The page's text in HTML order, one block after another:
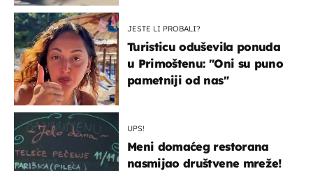
JESTE LI PROBALI?
Turisticu oduševila ponuda
u Primoštenu: "Oni su puno
pametniji od nas"
UPS!
Meni domaćeg restorana
nasmijao društvene mreže!